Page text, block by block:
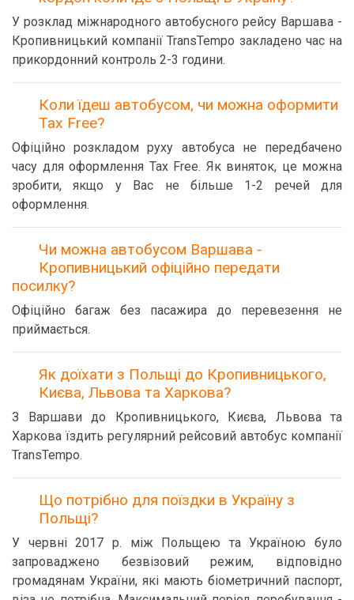
У розклад міжнародного автобусного рейсу Варшава -
Кропивницький компанії TransTempo закладено час на
прикордонний контроль 2-3 години.
Коли їдеш автобусом, чи можна оформити
Tax Free?
Офіційно розкладом руху автобуса не передбачено
часу для оформлення Tax Free. Як виняток, це можна
зробити, якщо у Вас не більше 1-2 речей для
оформлення.
Чи можна автобусом Варшава -
Кропивницький офіційно передати
посилку?
Офіційно багаж без пасажира до перевезення не
приймається.
Як доїхати з Польщі до Кропивницького,
Києва, Львова та Харкова?
З Варшави до Кропивницького, Києва, Львова та
Харкова їздить регулярний рейсовий автобус компанії
TransTempo.
Що потрібно для поїздки в Україну з
Польщі?
У червні 2017 р. між Польщею та Україною було
запроваджено безвізовий режим, відповідно
громадянам України, які мають біометричний паспорт,